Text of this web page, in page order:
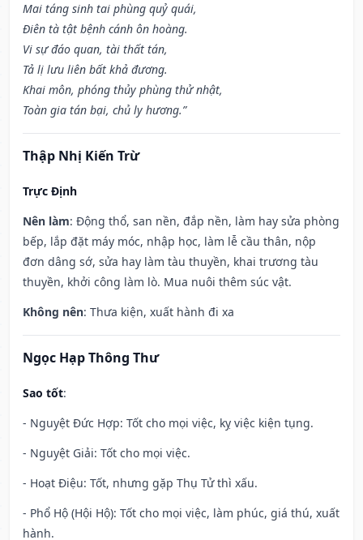
Mai táng sinh tai phùng quỷ quái,
Điên tà tật bệnh cánh ôn hoàng.
Vi sự đáo quan, tài thất tán,
Tả lị lưu liên bất khả đương.
Khai môn, phóng thủy phùng thử nhật,
Toàn gia tán bại, chủ ly hương.”
Thập Nhị Kiến Trừ
Trực Định
Nên làm: Động thổ, san nền, đắp nền, làm hay sửa phòng
bếp, lắp đặt máy móc, nhập học, làm lễ cầu thân, nộp
đơn dâng sớ, sửa hay làm tàu thuyền, khai trương tàu
thuyền, khởi công làm lò. Mua nuôi thêm súc vật.
Không nên: Thưa kiện, xuất hành đi xa
Ngọc Hạp Thông Thư
Sao tốt:
- Nguyệt Đức Hợp: Tốt cho mọi việc, kỵ việc kiện tụng.
- Nguyệt Giải: Tốt cho mọi việc.
- Hoạt Điệu: Tốt, nhưng gặp Thụ Tử thì xấu.
- Phổ Hộ (Hội Hộ): Tốt cho mọi việc, làm phúc, giá thú, xuất
hành.